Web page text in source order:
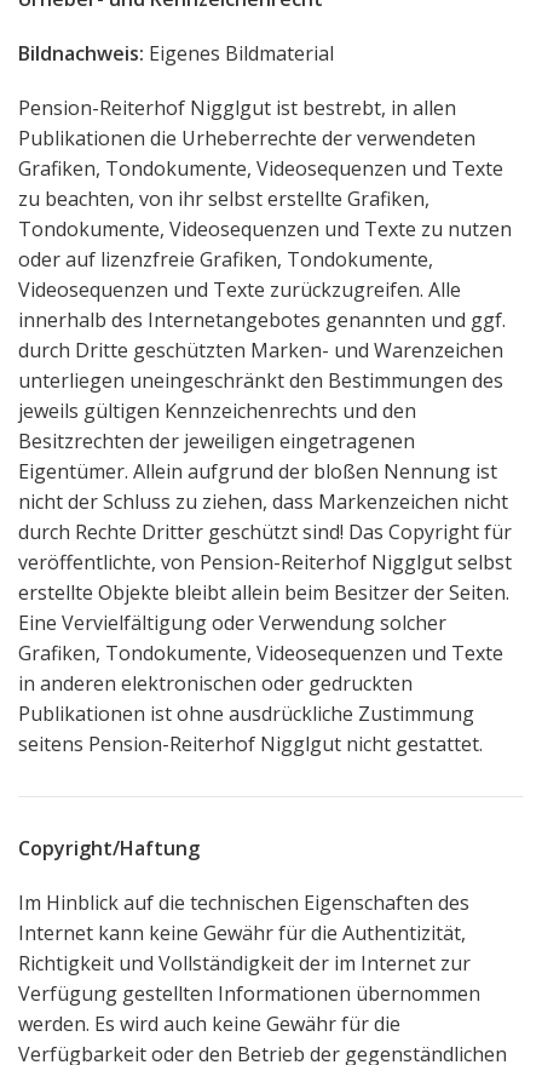
Bildnachweis: Eigenes Bildmaterial
Pension-Reiterhof Nigglgut ist bestrebt, in allen
Publikationen die Urheberrechte der verwendeten
Grafiken, Tondokumente, Videosequenzen und Texte
zu beachten, von ihr selbst erstellte Grafiken,
Tondokumente, Videosequenzen und Texte zu nutzen
oder auf lizenzfreie Grafiken, Tondokumente,
Videosequenzen und Texte zurückzugreifen. Alle
innerhalb des Internetangebotes genannten und ggf.
durch Dritte geschützten Marken- und Warenzeichen
unterliegen uneingeschränkt den Bestimmungen des
jeweils gültigen Kennzeichenrechts und den
Besitzrechten der jeweiligen eingetragenen
Eigentümer. Allein aufgrund der bloßen Nennung ist
nicht der Schluss zu ziehen, dass Markenzeichen nicht
durch Rechte Dritter geschützt sind! Das Copyright für
veröffentlichte, von Pension-Reiterhof Nigglgut selbst
erstellte Objekte bleibt allein beim Besitzer der Seiten.
Eine Vervielfältigung oder Verwendung solcher
Grafiken, Tondokumente, Videosequenzen und Texte
in anderen elektronischen oder gedruckten
Publikationen ist ohne ausdrückliche Zustimmung
seitens Pension-Reiterhof Nigglgut nicht gestattet.
Copyright/Haftung
Im Hinblick auf die technischen Eigenschaften des
Internet kann keine Gewähr für die Authentizität,
Richtigkeit und Vollständigkeit der im Internet zur
Verfügung gestellten Informationen übernommen
werden. Es wird auch keine Gewähr für die
Verfügbarkeit oder den Betrieb der gegenständlichen